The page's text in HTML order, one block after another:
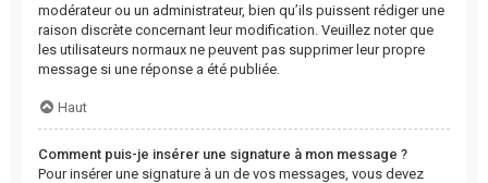
modérateur ou un administrateur, bien qu’ils puissent rédiger une
raison discrète concernant leur modification. Veuillez noter que
les utilisateurs normaux ne peuvent pas supprimer leur propre
message si une réponse a été publiée.
Haut
Comment puis-je insérer une signature à mon message ?
Pour insérer une signature à un de vos messages, vous devez